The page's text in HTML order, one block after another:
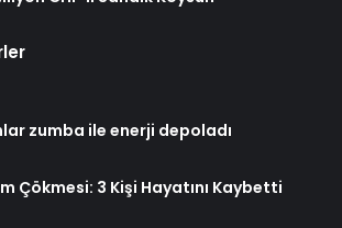
zumba ile enerji depoladı
Çökmesi: 3 Kişi Hayatını Kaybetti